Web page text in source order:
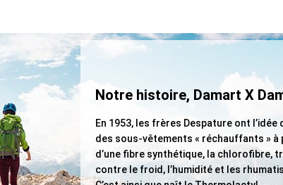
Notre histoire, Damart X
En 1953, les frères Despature ont l’idée
des sous-vêtements « réchauffants » à
d’une fibre synthétique, la chlorofibre,
contre le froid, l’humidité et les